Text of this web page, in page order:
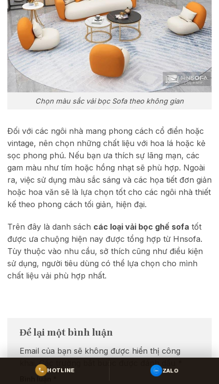
Chọn màu sắc vải bọc Sofa theo không gian
Đối với các ngôi nhà mang phong cách cổ điển hoặc
vintage, nên chọn những chất liệu với hoa lá hoặc kẻ
sọc phong phú. Nếu bạn ưa thích sự lãng mạn, các
gam màu như tím hoặc hồng nhạt sẽ phù hợp. Ngoài
ra, việc sử dụng màu sắc sáng và các họa tiết đơn giản
hoặc hoa văn sẽ là lựa chọn tốt cho các ngôi nhà thiết
kế theo phong cách tối giản, hiện đại.
Trên đây là danh sách các loại vải bọc ghế sofa tốt
được ưa chuộng hiện nay được tổng hợp từ Hnsofa.
Tùy thuộc vào nhu cầu, sở thích cũng như điều kiện
sử dụng, người tiêu dùng có thể lựa chọn cho mình
chất liệu vải phù hợp nhất.
Để lại một bình luận
Email của bạn sẽ không được hiển thị công
Các trường bắt buộc được đánh dấu
Bình luận
HOTLINE ZALO